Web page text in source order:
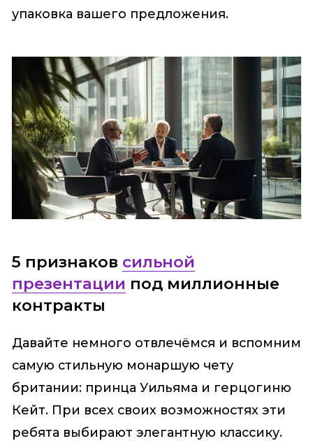
упаковка вашего предложения.
5 признаков сильной
презентации под миллионные
контракты
Давайте немного отвлечёмся и вспомним
самую стильную монаршую чету
британии: принца Уильяма и герцогиню
Кейт. При всех своих возможностях эти
ребята выбирают элегантную классику.